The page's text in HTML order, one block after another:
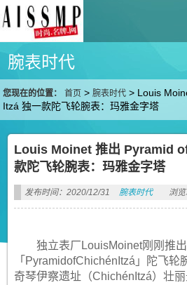
腕表时代
您现在的位置： 首页 >腕表时代 > Louis
Itzá 独一款陀飞轮腕表：玛雅金字塔
Louis Moinet 推出 Pyramid
款陀飞轮腕表：玛雅金字塔
发布时间：2020/12/31 腕表时代 浏
独立表厂LouisMoinet刚刚推
「PyramidofChichénItzá」陀飞轮
奇琴伊察遗址（ChichénItzá）壮